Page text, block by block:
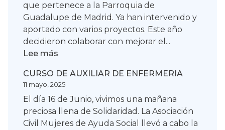
que pertenece a la Parroquia de
Guadalupe de Madrid. Ya han intervenido y
aportado con varios proyectos. Este año
decidieron colaborar con mejorar el...
Lee más
Y
SOLIDARIDAD
CURSO DE AUXILIAR DE ENFERMERIA
11 mayo, 2025
El día 16 de Junio, vivimos una mañana
preciosa llena de Solidaridad. La Asociación
Civil Mujeres de Ayuda Social llevó a cabo la